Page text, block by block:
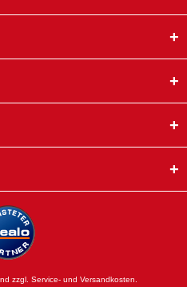
zzgl. Service- und Versandkosten.